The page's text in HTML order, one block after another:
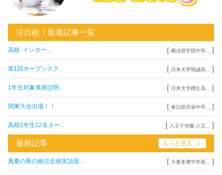
注目校！新着記事一覧
高校･インター... [ 横須賀学院中学... ]
第1回オープンスク... [ 日本大学明誠高... ]
1年生対象進路説明... [ 日本大学櫻丘高... ]
関東大会出場！！ [ 春日部共栄中学... ]
高校2年生12名ター... [ 八王子学園 八王... ]
最新記事 もっと見る
真夏の夜の納涼企画実話怪... [ 大妻多摩中学高... ]